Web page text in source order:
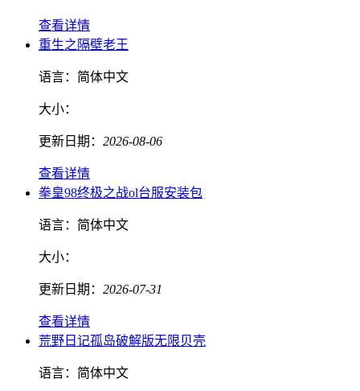
查看详情
重生之隔壁老王
语言： 简体中文
大小：
更新日期： 2026-08-06
查看详情
拳皇98终极之战ol台服安装包
语言： 简体中文
大小：
更新日期： 2026-07-31
查看详情
荒野日记孤岛破解版无限贝壳
语言： 简体中文